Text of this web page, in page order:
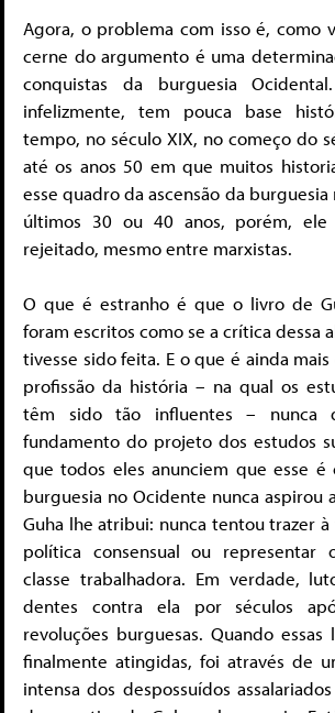
Agora, o problema com isso é, como
cerne do argumento é uma
conquistas da burguesia
infelizmente, tem pouca base
tempo, no século XIX, no começo do
até os anos 50 em que muitos
esse quadro da ascensão da
últimos 30 ou 40 anos, porém, ele
rejeitado, mesmo entre marxistas.
O que é estranho é que o livro de
foram escritos como se a crítica dessa
tivesse sido feita. E o que é ainda
profissão da história – na qual os
têm sido tão influentes – nunca
fundamento do projeto dos estudos
que todos eles anunciem que esse é
burguesia no Ocidente nunca aspirou
Guha lhe atribui: nunca tentou trazer
política consensual ou representar
classe trabalhadora. Em verdade,
dentes contra ela por séculos
revoluções burguesas. Quando
finalmente atingidas, foi através de
intensa dos despossuídos